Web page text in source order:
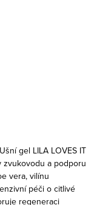
gel LILA LOVES IT
a podporu
vera, vilínu
péči o citlivé
regeneraci